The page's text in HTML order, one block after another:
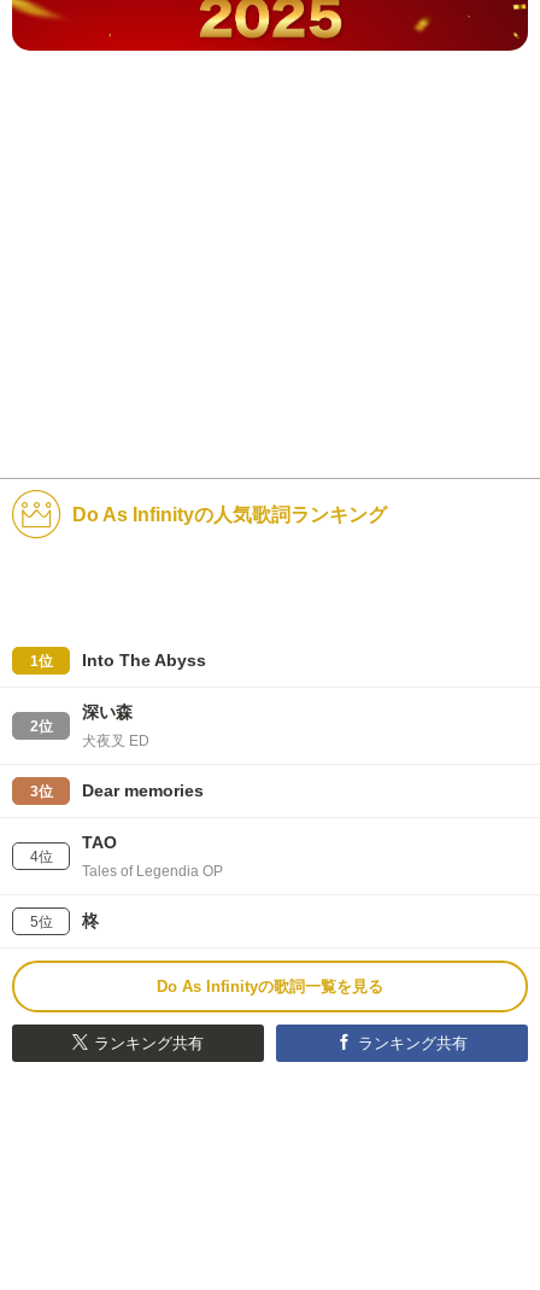
Do As Infinityの人気歌詞ランキング
1位 Into The Abyss
2位
深い森
犬夜叉 ED
3位 Dear memories
4位
TAO
Tales of Legendia OP
5位 柊
Do As Infinityの歌詞一覧を見る
ランキング共有 ランキング共有